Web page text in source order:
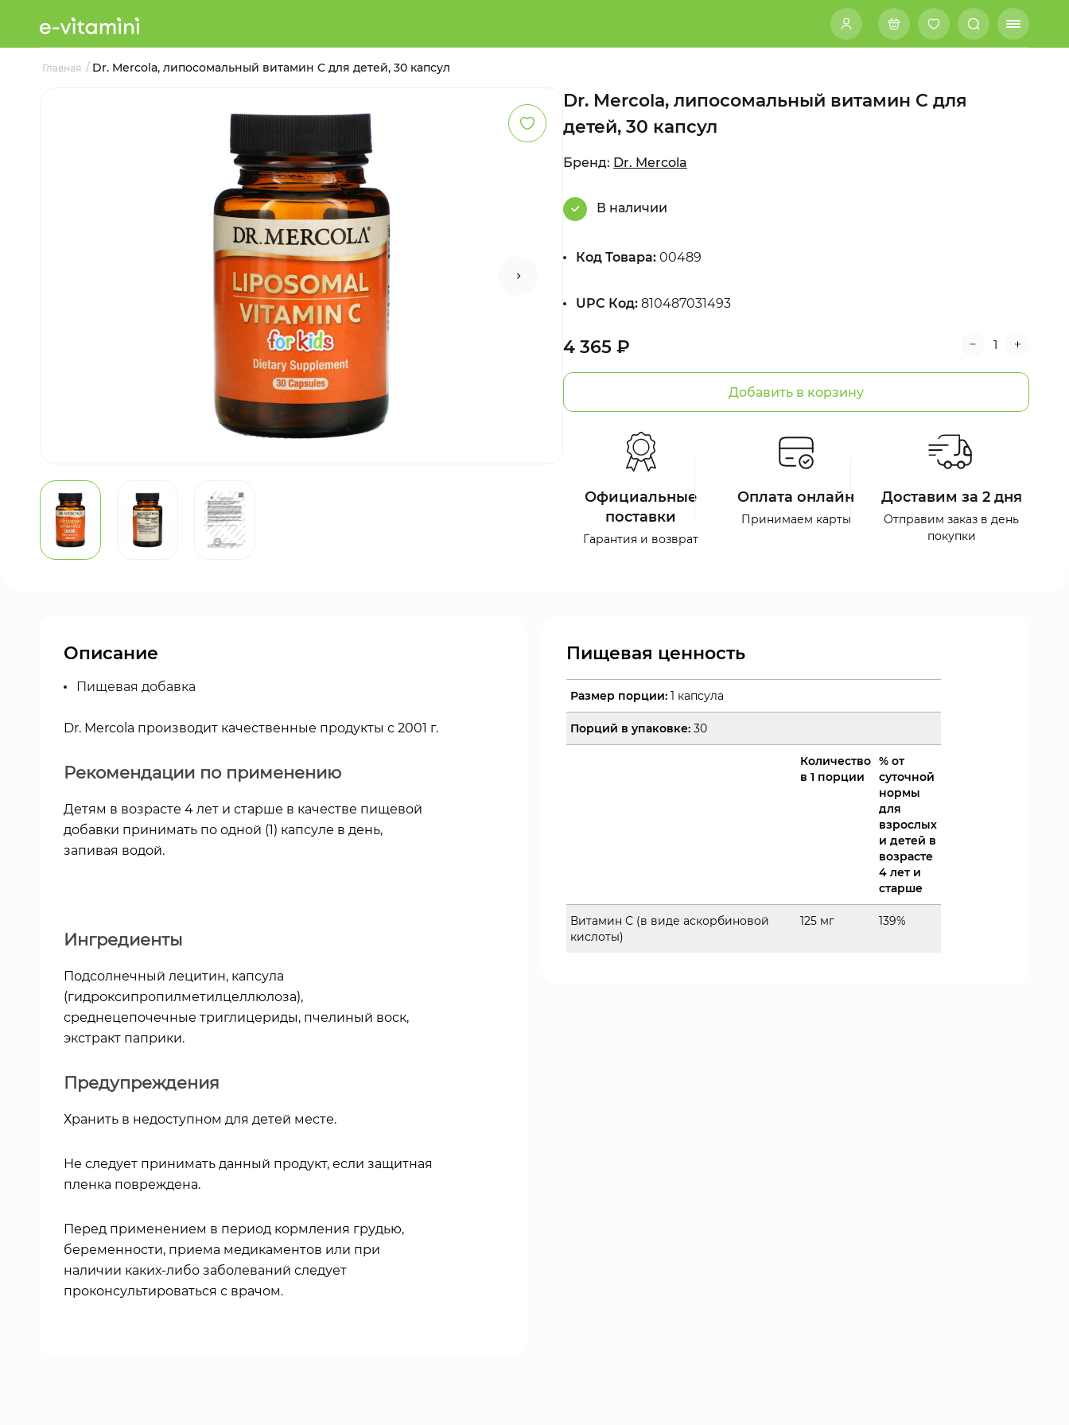
Главная / Dr. Mercola, липосомальный витамин C для детей, 30 капсул
Dr. Mercola, липосомальный витамин C для
детей, 30 капсул
4 365 ₽
Добавить в корзину
Бренд: Dr. Mercola
В наличии
Код Товара: 00489
UPC Код: 810487031493
Официальные
поставки
Гарантия и возврат
Оплата онлайн
Принимаем карты
Доставим за 2 дня
Отправим заказ в день
покупки
Описание
Пищевая добавка
Dr. Mercola производит качественные продукты с 2001 г.
Рекомендации по применению
Детям в возрасте 4 лет и старше в качестве пищевой
добавки принимать по одной (1) капсуле в день,
запивая водой.
Ингредиенты
Подсолнечный лецитин, капсула
(гидроксипропилметилцеллюлоза),
среднецепочечные триглицериды, пчелиный воск,
экстракт паприки.
Предупреждения
Хранить в недоступном для детей месте.
Не следует принимать данный продукт, если защитная
пленка повреждена.
Перед применением в период кормления грудью,
беременности, приема медикаментов или при
наличии каких-либо заболеваний следует
проконсультироваться с врачом.
Пищевая ценность
Размер порции: 1 капсула
Порций в упаковке: 30
Количество
в 1 порции
% от
суточной
нормы
для
взрослых
и детей в
возрасте
4 лет и
старше
Витамин С (в виде аскорбиновой
кислоты)
125 мг 139%